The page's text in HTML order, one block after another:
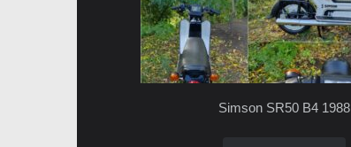
Simson SR50 B4 1988